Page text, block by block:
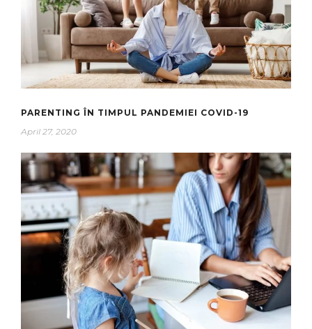
PARENTING ÎN TIMPUL PANDEMIEI COVID-19
April 27, 2020